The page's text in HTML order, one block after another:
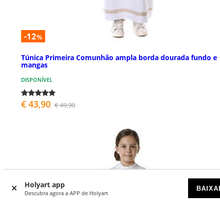
Holyart app
Descubra agora a APP de Holyart
-12%
Túnica Primeira Comunhão ampla borda dourada fundo e
mangas
DISPONÍVEL
€ 43,90 € 49,90